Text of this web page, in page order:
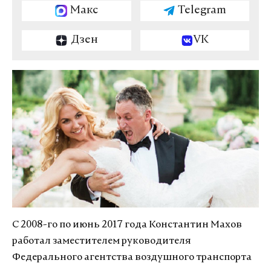
Макс Telegram
Дзен VK
С 2008-го по июнь 2017 года Константин Махов
работал заместителем руководителя
Федерального агентства воздушного транспорта